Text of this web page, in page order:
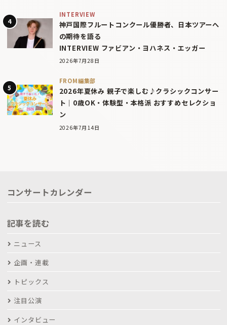
INTERVIEW
神戸国際フルートコンクール優勝者、日本ツアーへ
の期待を語る
INTERVIEW ファビアン・ヨハネス・エッガー
2026年7月28日
FROM編集部
2026年夏休み 親子で楽しむ♪クラシックコンサー
ト｜0歳OK・体験型・本格派 おすすめセレクショ
ン
2026年7月14日
コンサートカレンダー
記事を読む
ニュース
企画・連載
トピックス
注目公演
インタビュー